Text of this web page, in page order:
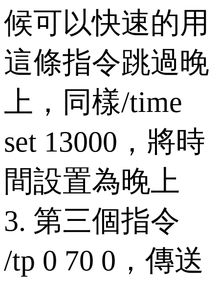
候可以快速的用
這條指令跳過晚
上，同樣/time
set 13000，將時
間設置為晚上
3. 第三個指令
/tp 0 70 0，傳送